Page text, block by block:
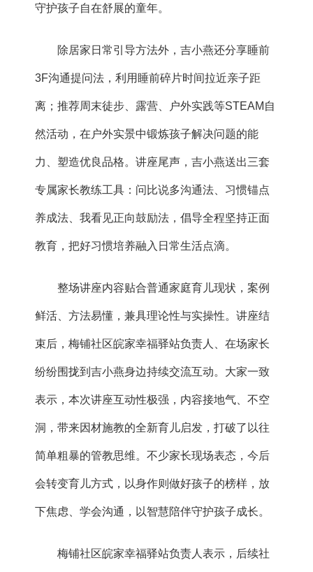
守护孩子自在舒展的童年。
除居家日常引导方法外， 吉小燕还分享睡前
3F沟通提问法，利用睡前碎片时间拉近亲子距
离；推荐周末徒步、露营、户外实践等STEAM自
然活动，在户外实景中锻炼孩子解决问题的能
力、塑造优良品格。讲座尾声， 吉小燕送出三套
专属家长教练工具：问比说多沟通法、习惯锚点
养成法、我看见正向鼓励法，倡导全程坚持正面
教育，把好习惯培养融入日常生活点滴。
整场讲座内容贴合普通家庭育儿现状，案例
鲜活、方法易懂，兼具理论性与实操性。讲座结
束后，梅铺社区皖家幸福驿站负责人、在场家长
纷纷围拢到 吉小燕身边持续交流互动。大家一致
表示，本次讲座互动性极强，内容接地气、不空
洞，带来因材施教的全新育儿启发，打破了以往
简单粗暴的管教思维。不少家长现场表态，今后
会转变育儿方式，以身作则做好孩子的榜样，放
下焦虑、学会沟通，以智慧陪伴守护孩子成长。
梅铺社区皖家幸福驿站负责人表示，后续社